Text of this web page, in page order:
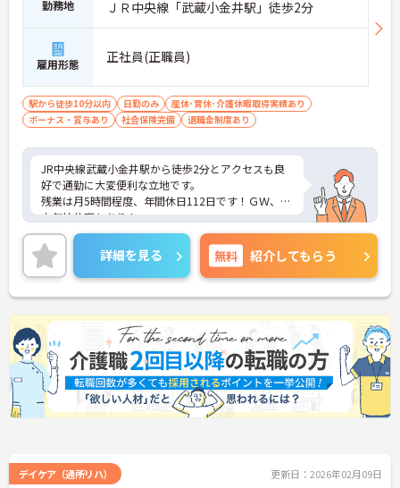
勤務地
ＪＲ中央線「武蔵小金井駅」徒歩2分
雇用形態 正社員(正職員)
駅から徒歩10分以内 日勤のみ
産休･育休･介護休暇取得実績あり
ボーナス・賞与あり
社会保険完備 退職金制度あり
JR中央線武蔵小金井駅から徒歩2分とアクセスも良
好で通勤に大変便利な立地です。
残業は月5時間程度、年間休日112日です！ＧＷ、年
末年始休暇もあり！
ご興味のある方はお気軽にお問い合わせ下さい。
詳細を見る 無料 紹介してもらう
デイケア（通所リハ） 更新日：2026年02月09日